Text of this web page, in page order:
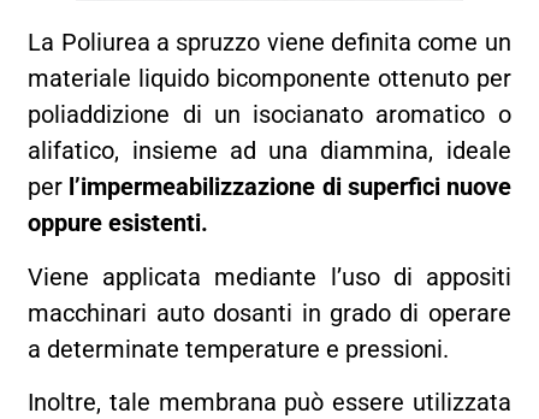
La Poliurea a spruzzo viene definita come un
materiale liquido bicomponente ottenuto per
poliaddizione di un isocianato aromatico o
alifatico, insieme ad una diammina, ideale
per l’impermeabilizzazione di superfici nuove
oppure esistenti.
Viene applicata mediante l’uso di appositi
macchinari auto dosanti in grado di operare
a determinate temperature e pressioni.
Inoltre, tale membrana può essere utilizzata